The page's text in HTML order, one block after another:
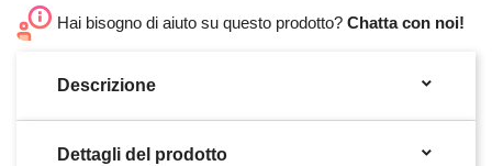
Hai bisogno di aiuto su questo prodotto? Chatta con noi!
Descrizione 
Dettagli del prodotto 